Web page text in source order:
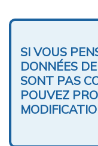
SI VOUS
DONNÉES
SONT PAS
POUVEZ